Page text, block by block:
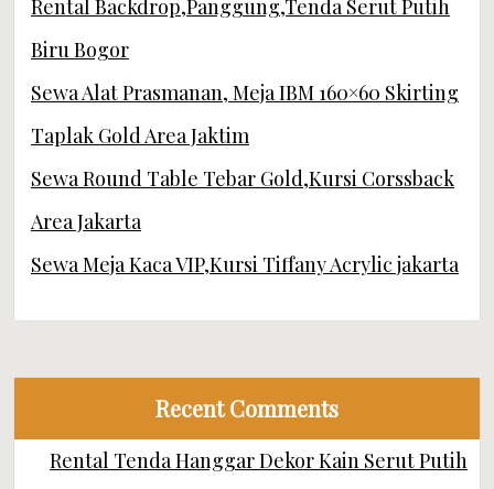
Rental Backdrop,Panggung,Tenda Serut Putih
Biru Bogor
Sewa Alat Prasmanan, Meja IBM 160×60 Skirting
Taplak Gold Area Jaktim
Sewa Round Table Tebar Gold,Kursi Corssback
Area Jakarta
Sewa Meja Kaca VIP,Kursi Tiffany Acrylic jakarta
Recent Comments
Rental Tenda Hanggar Dekor Kain Serut Putih